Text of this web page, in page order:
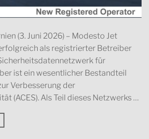
(3. Juni 2026) – Modesto Jet
als registrierter Betreiber
für
ist ein wesentlicher Bestandteil
Verbesserung der
(ACES). Als Teil dieses Netzwerks …